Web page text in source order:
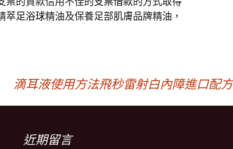
萃足浴球精油及保養足部肌膚品牌精油，
滴耳液使用方法飛秒雷射白內障進口配
近期留言